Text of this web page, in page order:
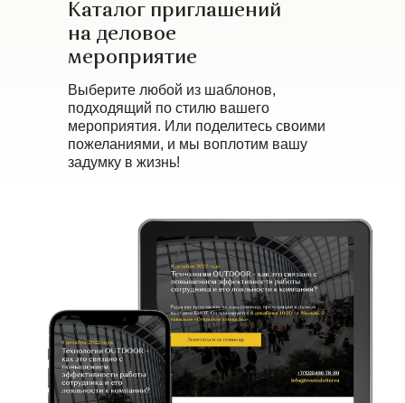
Каталог приглашений
на деловое
мероприятие
Выберите любой из шаблонов,
подходящий по стилю вашего
мероприятия. Или поделитесь своими
пожеланиями, и мы воплотим вашу
задумку в жизнь!